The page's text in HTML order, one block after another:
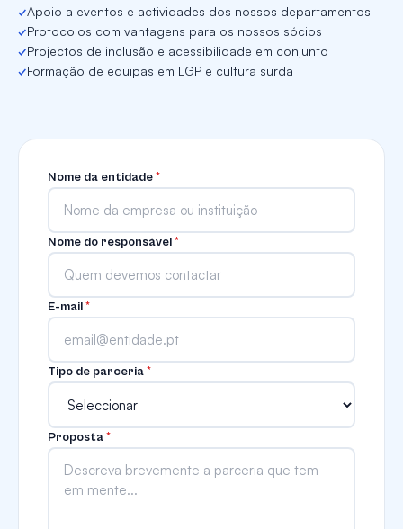
✓Apoio a eventos e actividades dos nossos departamentos
✓Protocolos com vantagens para os nossos sócios
✓Projectos de inclusão e acessibilidade em conjunto
✓Formação de equipas em LGP e cultura surda
Nome da entidade*
Nome do responsável*
E-mail*
Tipo de parceria*
Proposta*